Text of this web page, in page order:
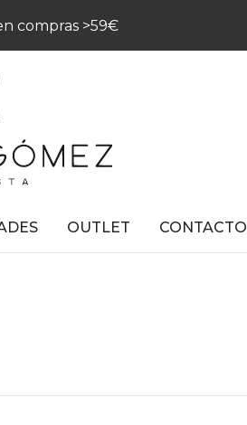
compras >59€
OUTLET CONTACTO